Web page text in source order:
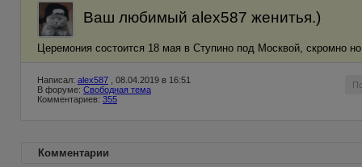
Ваш любимый alex587 женитья.)
Церемония состоится 18 мая в Ступино под Москвой, скромно
Написал: alex587 , 08.04.2019 в 16:51
В форуме: Свободная тема
Комментариев: 355
Комментарии